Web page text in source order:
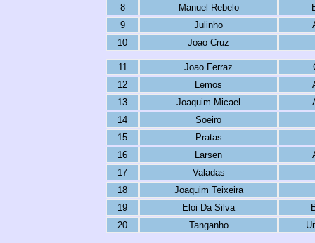
8
Manuel Rebelo
9
Julinho
10
Joao Cruz
11 Joao Ferraz
12
Lemos
13
Joaquim Micael
14
Soeiro
15
Pratas
16
Larsen
17
Valadas
18
Joaquim Teixeira
19
Eloi Da Silva
20
Tanganho